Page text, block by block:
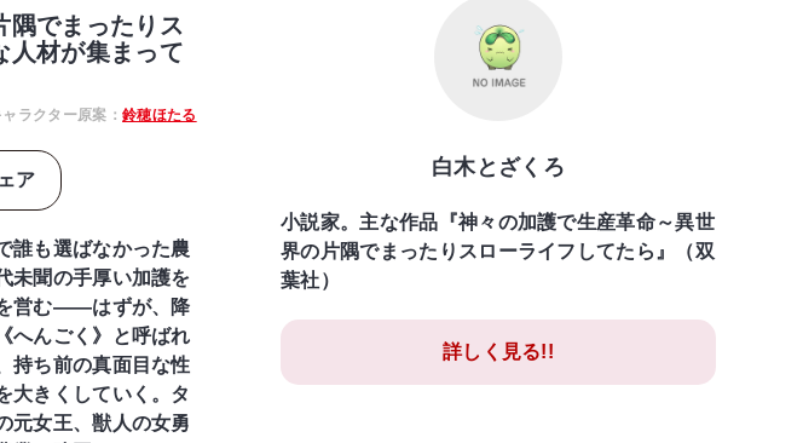
隅でまったりス
人材が集まって
ラクター原案：鈴穂ほたる
ア
誰も選ばなかった農
未聞の手厚い加護を
営む――はずが、降
へんごく》と呼ばれ
持ち前の真面目な性
大きくしていく。タ
元女王、獣人の女勇
白木とざくろ
小説家。主な作品『神々の加護で生産革命～異世
界の片隅でまったりスローライフしてたら』（双
葉社）
詳しく見る!!